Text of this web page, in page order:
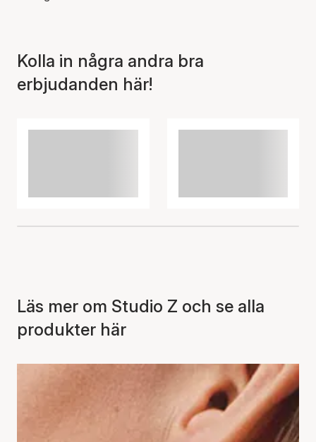
Kolla in några andra bra
erbjudanden här!
Läs mer om Studio Z och se alla
produkter här